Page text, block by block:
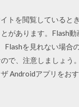
トを閲覧していると
があります。Flash
を見れない場合
で、注意しましょ
Androidアプリをお